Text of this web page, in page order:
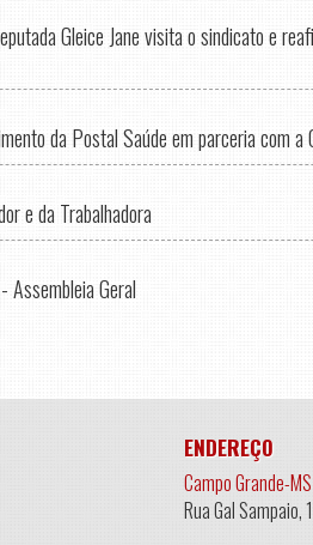
Gleice Jane visita o sindicato e
da Postal Saúde em parceria com
e da Trabalhadora
Assembleia Geral
ENDEREÇO
Campo Grande-MS
Rua Gal